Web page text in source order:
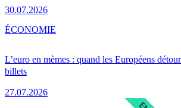
30.07.2026
L’euro en mèmes : quand les Européens
billets
27.07.2026
ÉCONOMIE